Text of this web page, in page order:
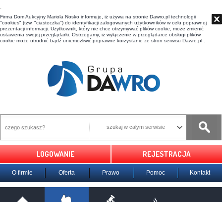
t
Firma Dom Aukcyjny Mariola Nosko informuje, iż używa na stronie Dawro.pl technologii
"cookies" (tzw. "ciasteczka") do identyfikacji zalogowanych użytkowników w celu poprawnej
prezentacji informacji. Użytkownik, który nie chce otrzymywać plików cookie, może zmienić
ustawienia swojej przeglądarki. Ostrzegamy, iż wyłączenie w przeglądarce obsługi plików
cookie może utrudnić bądź uniemożliwić poprawne korzystanie ze stron serwisu Dawro.pl .
szukaj w całym serwisie
LOGOWANIE REJESTRACJA
O firmie Oferta Prawo Pomoc Kontakt